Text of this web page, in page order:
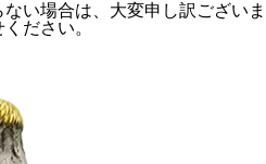
い場合は、大変申し訳ございま
ださい。